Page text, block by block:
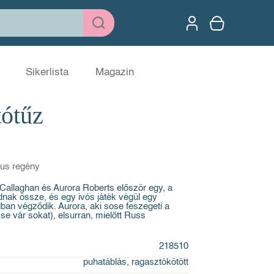
Sikerlista Magazin
regény
és Aurora Roberts először egy, a
össze, és egy ivós játék végül egy
végződik. Aurora, aki sose feszegeti a
vár sokat), elsurran, mielőtt Russ
218510
puhatáblás, ragasztókötött